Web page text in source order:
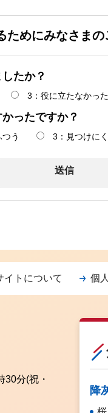
ためにみなさま
たか？
3：役に立たなかった
ったですか？
う 3：見つけに
イトについて 個
30分(祝・
降